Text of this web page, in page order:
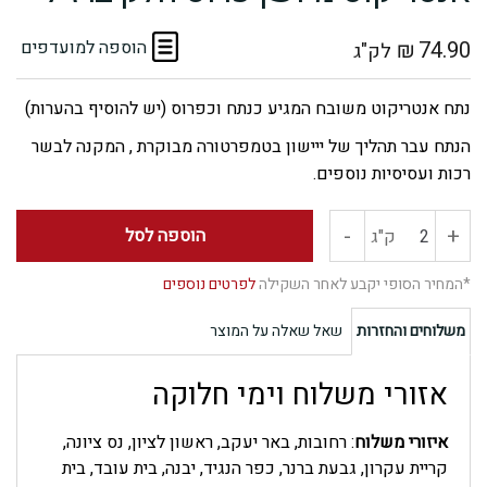
הוספה למועדפים ₪ 74.90 לק"ג
נתח אנטריקוט משובח המגיע כנתח וכפרוס (יש להוסיף בהערות)
הנתח עבר תהליך של ייישון בטמפרטורה מבוקרת , המקנה לבשר
רכות ועסיסיות נוספים.
+ כמות
של
אנטריקוט
חלק
ק"ג - הוספה לסל
*המחיר הסופי יקבע לאחר השקילהלפרטים נוספים
משלוחים והחזרות שאל שאלה על המוצר
אזורי משלוח וימי חלוקה
איזורי משלוח: רחובות, באר יעקב, ראשון לציון, נס ציונה,
קריית עקרון, גבעת ברנר, כפר הנגיד, יבנה, בית עובד, בית